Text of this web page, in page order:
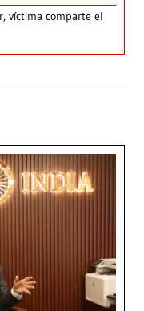
víctima comparte el